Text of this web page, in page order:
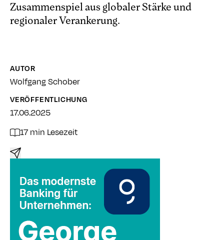
Zusammenspiel aus globaler Stärke und
regionaler Verankerung.
AUTOR
Wolfgang Schober
VERÖFFENTLICHUNG
17.06.2025
17 min Lesezeit